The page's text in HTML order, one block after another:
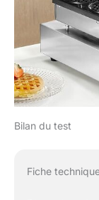
Bilan du test
Fiche